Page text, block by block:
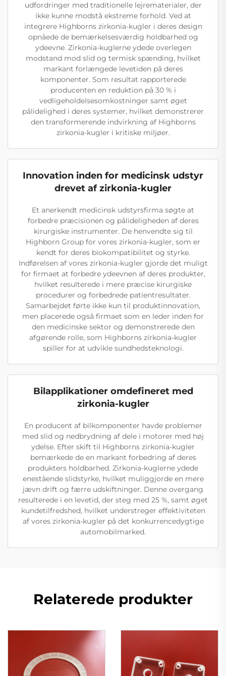
udfordringer med traditionelle lejrematerialer, der
ikke kunne modstå ekstreme forhold. Ved at
integrere Highborns zirkonia-kugler i deres design
opnåede de bemærkelsesværdig holdbarhed og
ydeevne. Zirkonia-kuglerne ydede overlegen
modstand mod slid og termisk spænding, hvilket
markant forlængede levetiden på deres
komponenter. Som resultat rapporterede
producenten en reduktion på 30 % i
vedligeholdelsesomkostninger samt øget
pålidelighed i deres systemer, hvilket demonstrerer
den transformerende indvirkning af Highborns
zirkonia-kugler i kritiske miljøer.
Innovation inden for medicinsk udstyr
drevet af zirkonia-kugler
Et anerkendt medicinsk udstyrsfirma søgte at
forbedre præcisionen og pålideligheden af deres
kirurgiske instrumenter. De henvendte sig til
Highborn Group for vores zirkonia-kugler, som er
kendt for deres biokompatibilitet og styrke.
Indførelsen af vores zirkonia-kugler gjorde det muligt
for firmaet at forbedre ydeevnen af deres produkter,
hvilket resulterede i mere præcise kirurgiske
procedurer og forbedrede patientresultater.
Samarbejdet førte ikke kun til produktinnovation,
men placerede også firmaet som en leder inden for
den medicinske sektor og demonstrerede den
afgørende rolle, som Highborns zirkonia-kugler
spiller for at udvikle sundhedsteknologi.
Bilapplikationer omdefineret med
zirkonia-kugler
En producent af bilkomponenter havde problemer
med slid og nedbrydning af dele i motorer med høj
ydelse. Efter skift til Highborns zirkonia-kugler
bemærkede de en markant forbedring af deres
produkters holdbarhed. Zirkonia-kuglerne ydede
enestående slidstyrke, hvilket muliggjorde en mere
jævn drift og færre udskiftninger. Denne overgang
resulterede i en levetid, der steg med 25 %, samt øget
kundetilfredshed, hvilket understreger effektiviteten
af vores zirkonia-kugler på det konkurrencedygtige
automobilmarked.
Relaterede produkter